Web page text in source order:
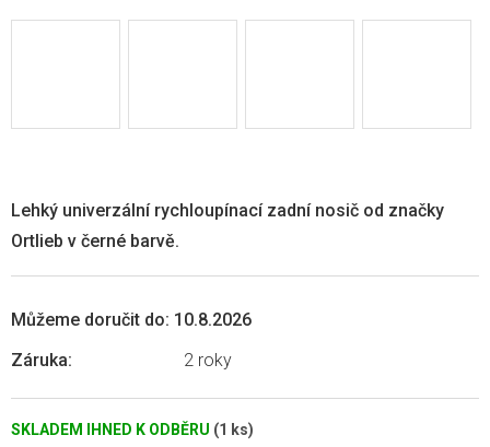
SKLADEM IHNED K ODBĚRU (1 ks)
Můžeme doručit do: 10.8.2026
Záruka: 2 roky
Lehký univerzální rychloupínací zadní nosič od značky
Ortlieb v černé barvě.